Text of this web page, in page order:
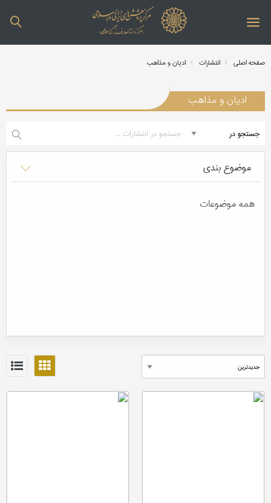
صفحه اصلی انتشارات ادیان و مذاهب
ادیان و مذاهب
موضوع بندی
همه موضوعات